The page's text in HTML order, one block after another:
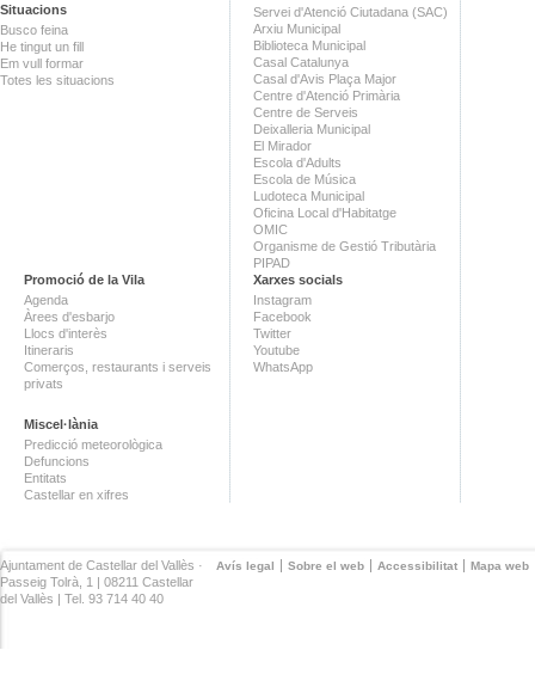
Situacions
Busco feina
He tingut un fill
Em vull formar
Totes les situacions
Servei d'Atenció Ciutadana (SAC)
Arxiu Municipal
Biblioteca Municipal
Casal Catalunya
Casal d'Avis Plaça Major
Centre d'Atenció Primària
Centre de Serveis
Deixalleria Municipal
El Mirador
Escola d'Adults
Escola de Música
Ludoteca Municipal
Oficina Local d'Habitatge
OMIC
Organisme de Gestió Tributària
PIPAD
Promoció de la Vila
Agenda
Àrees d'esbarjo
Llocs d'interès
Itineraris
Comerços, restaurants i serveis
privats
Miscel·lània
Predicció meteorològica
Defuncions
Entitats
Castellar en xifres
Xarxes socials
Instagram
Facebook
Twitter
Youtube
WhatsApp
Avís legal Sobre el web Accessibilitat Mapa web
Ajuntament de Castellar del Vallès ·
Passeig Tolrà, 1 | 08211 Castellar
del Vallès | Tel. 93 714 40 40